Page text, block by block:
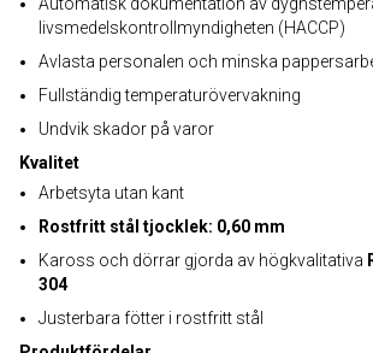
livsmedelskontrollmyndigheten (HACCP)
Avlasta personalen och minska
Fullständig temperaturövervakning
Undvik skador på varor
Kvalitet
Arbetsyta utan kant
Rostfritt stål tjocklek: 0,60 mm
Kaross och dörrar gjorda av högkvalitativa
304
Justerbara fötter i rostfritt stål